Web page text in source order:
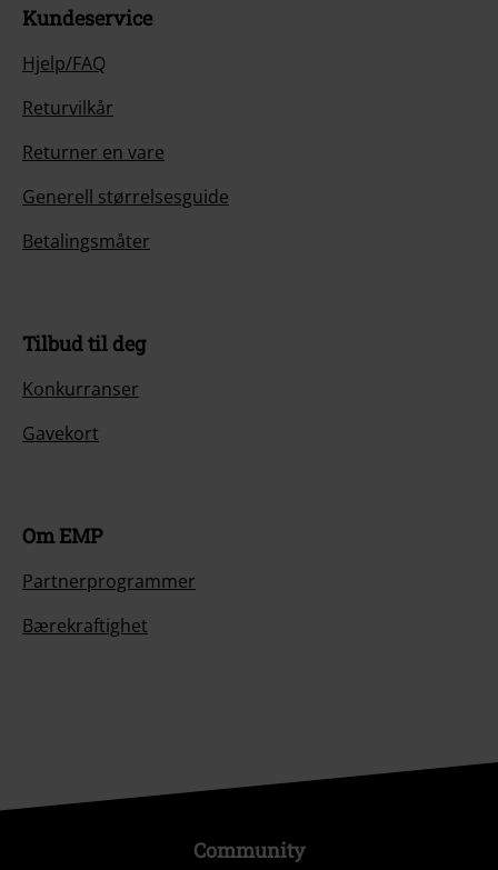
Kundeservice
Hjelp/FAQ
Returvilkår
Returner en vare
Generell størrelsesguide
Betalingsmåter
Tilbud til deg
Konkurranser
Gavekort
Om EMP
Partnerprogrammer
Bærekraftighet
Community